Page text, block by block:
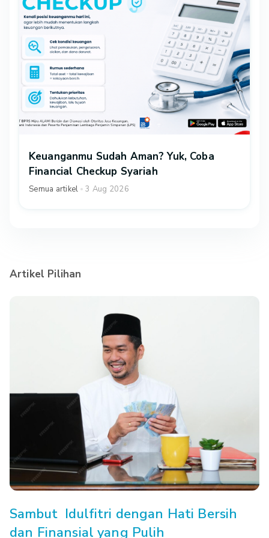
Keuanganmu Sudah Aman? Yuk, Coba
Financial Checkup Syariah
Semua artikel 3 Aug 2026
Artikel Pilihan
Sambut Idulfitri dengan Hati Bersih
dan Finansial yang Pulih